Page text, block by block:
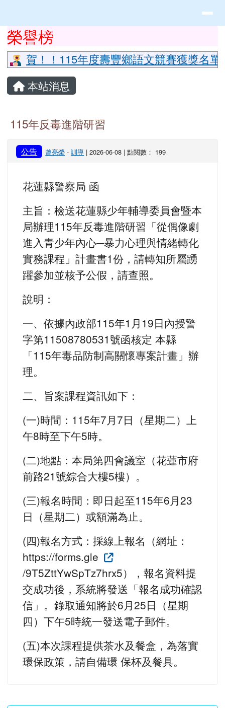
上中區域內容
榮譽榜
賀！！115年度壽豐鄉語文競賽獲獎名
主內容區域
本站消息
115年反毒進階研習
公告 曾亮榮 -訓導 | 2026-06-08 | 點閱數： 199
花蓮縣警察局 函
主旨：檢送花蓮縣少年輔導委員會暨本
局辦理115年反毒進階研習「從偶像劇
進入青少年內心─暴力心理與情緒轉化
實務課程」計畫書1份，請轉知所屬踴
躍參加並核予公假，請查照。
說明：
一、依據內政部115年1月19日內授警
字第11508780531號函核定 本縣
「115年毒品防制高關懷專案計畫」辦
理。
二、旨案課程資訊如下：
(一)時間：115年7月7日（星期二）上
午8時至下午5時。
(二)地點：本局第四會議室（花蓮市府
前路21號綜合大樓5樓）。
(三)報名時間：即日起至115年6月23
日（星期二）或額滿為止。
(四)報名方式：採線上報名（網址：
https://forms.gle
/9T5ZttYwSpTz7hrx5），報名資料提
交成功後，系統將發送「報名成功確認
信」。錄取通知將於6月25日（星期
四）下午5時統一發送電子郵件。
(五)本次課程提供茶水及餐盒，為落實
環保政策，請自備環 保杯及餐具。
頁尾區域